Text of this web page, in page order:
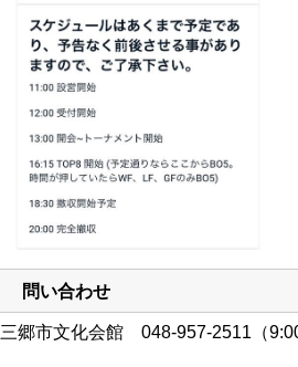
問い合わせ
三郷市文化会館 048-957-2511（